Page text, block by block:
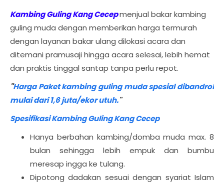
Kambing Guling Kang Cecepmenjual bakar kambing
guling muda dengan memberikan harga termurah
dengan layanan bakar ulang dilokasi acara dan
ditemani pramusaji hingga acara selesai, lebih hemat
dan praktis tinggal santap tanpa perlu repot.
"Harga Paket kambing guling muda spesial dibandrol
mulai dari 1,6 juta/ekor utuh."
Spesifikasi Kambing Guling Kang Cecep
Hanya berbahan kambing/domba muda max. 8
bulan sehingga lebih empuk dan bumbu
meresap ingga ke tulang.
Dipotong dadakan sesuai dengan syariat Islam